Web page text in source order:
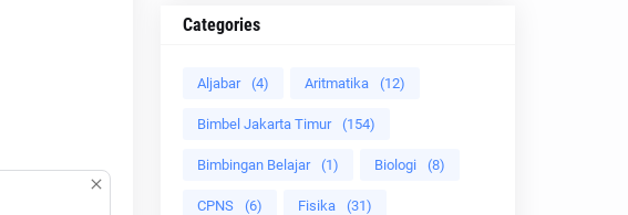
Categories
Aljabar (4) Aritmatika (12)
Bimbel Jakarta Timur (154)
Bimbingan Belajar (1) Biologi (8)
CPNS (6) Fisika (31)